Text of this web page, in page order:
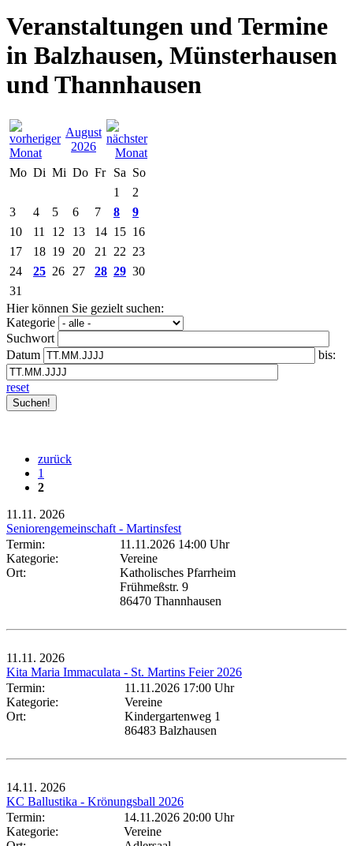
Veranstaltungen und Termine
in Balzhausen, Münsterhausen
und Thannhausen
August
2026
Mo Di Mi Do Fr Sa So
1
2
3
4 5 6 7 8
9
10
11 12 13 14 15 16
17
18 19 20 21 22 23
24
25 26 27 28 29 30
31
Hier können Sie gezielt suchen:
Kategorie
Suchwort
Datum
bis:
reset
zurück
1
2
11.11. 2026
Seniorengemeinschaft - Martinsfest
Termin:
11.11.2026 14:00 Uhr
Kategorie:
Vereine
Ort:
Katholisches Pfarrheim
Frühmeßstr. 9
86470 Thannhausen
11.11. 2026
Kita Maria Immaculata - St. Martins Feier 2026
Termin:
11.11.2026 17:00 Uhr
Kategorie:
Vereine
Ort:
Kindergartenweg 1
86483 Balzhausen
14.11. 2026
KC Ballustika - Krönungsball 2026
Termin:
14.11.2026 20:00 Uhr
Kategorie:
Vereine